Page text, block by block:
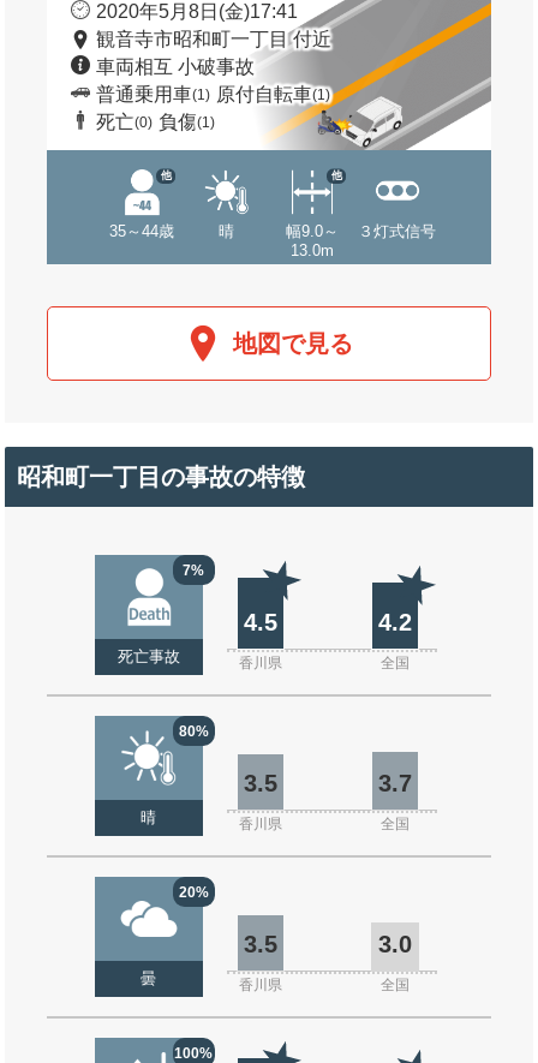
2020年5月8日(金)17:41
観音寺市昭和町一丁目 付近
車両相互 小破事故
普通乗用車(1) 原付自転車(1)
死亡(0) 負傷(1)
35～44歳
他
晴
幅9.0～
13.0m
他
３灯式信号
地図で見る
昭和町一丁目の事故の特徴
7%
死亡事故
4.5 4.2
香川県 全国
80%
晴
3.5 3.7
香川県 全国
20%
曇
3.5 3.0
香川県 全国
100%